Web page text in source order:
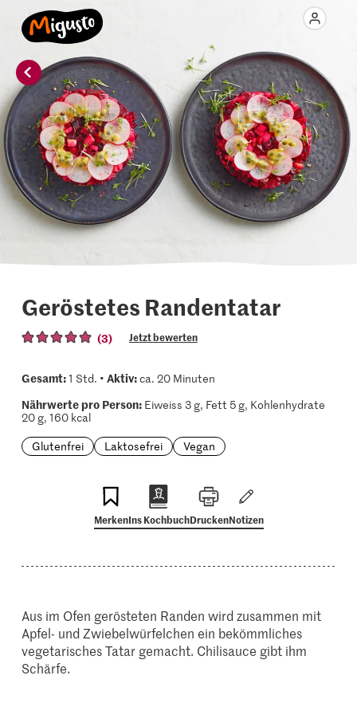
Geröstetes Randentatar
(3) Jetzt bewerten
Gesamt:1 Std. • Aktiv:ca. 20 Minuten
Nährwerte pro Person:Eiweiss 3 g, Fett 5 g, Kohlenhydrate
20 g, 160 kcal
Glutenfrei
Laktosefrei Vegan
MerkenIns KochbuchDruckenNotizen
Aus im Ofen gerösteten Randen wird zusammen mit
Apfel- und Zwiebelwürfelchen ein bekömmliches
vegetarisches Tatar gemacht. Chilisauce gibt ihm
Schärfe.